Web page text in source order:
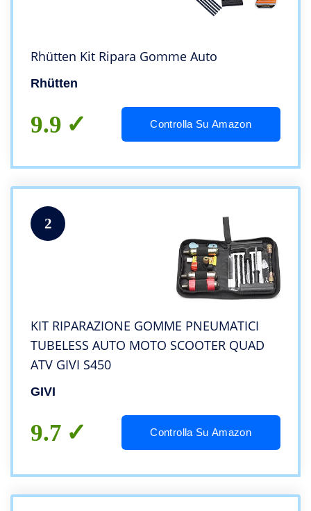
Rhütten Kit Ripara Gomme Auto
Rhütten
9.9 Controlla Su Amazon
2
KIT RIPARAZIONE GOMME PNEUMATICI
TUBELESS AUTO MOTO SCOOTER QUAD
ATV GIVI S450
GIVI
9.7 Controlla Su Amazon